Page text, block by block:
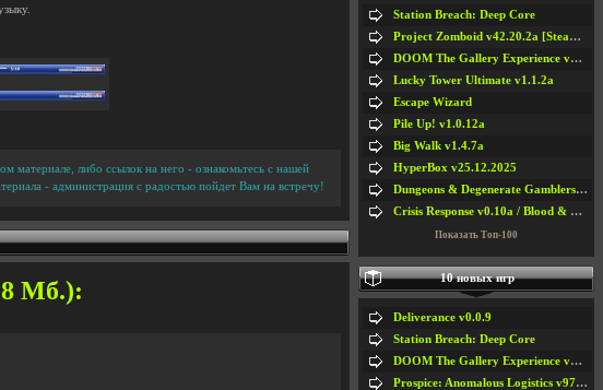
материале, либо ссылок на него - ознакомьтесь с нашей
- администрация с радостью пойдет Вам на встречу!
Мб.):
Station Breach: Deep Core
Project Zomboid v42.20.2a [Steam Early Access]
DOOM The Gallery Experience v1.4.2
Lucky Tower Ultimate v1.1.2a
Escape Wizard
Pile Up! v1.0.12a
Big Walk v1.4.7a
HyperBox v25.12.2025
Dungeons & Degenerate Gamblers v2.0.2a
Crisis Response v0.10a / Blood & Bullet
Показать Топ-100
10 новых игр
Deliverance v0.0.9
Station Breach: Deep Core
DOOM The Gallery Experience v1.4.2
Prospice: Anomalous Logistics v97 [Playtest]